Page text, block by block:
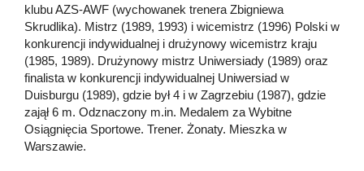
klubu AZS-AWF (wychowanek trenera Zbigniewa
Skrudlika). Mistrz (1989, 1993) i wicemistrz (1996) Polski w
konkurencji indywidualnej i drużynowy wicemistrz kraju
(1985, 1989). Drużynowy mistrz Uniwersiady (1989) oraz
finalista w konkurencji indywidualnej Uniwersiad w
Duisburgu (1989), gdzie był 4 i w Zagrzebiu (1987), gdzie
zajął 6 m. Odznaczony m.in. Medalem za Wybitne
Osiągnięcia Sportowe. Trener. Żonaty. Mieszka w
Warszawie.